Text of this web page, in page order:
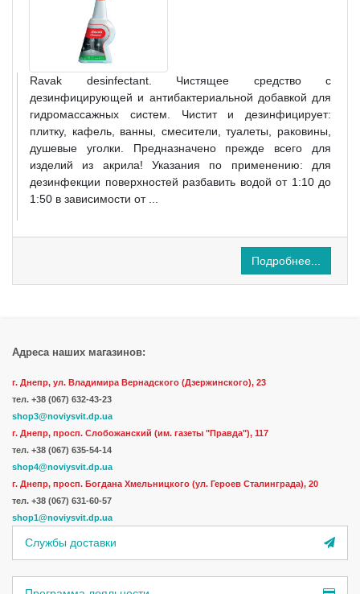
Ravak desinfectant. Чистящее средство с
дезинфицирующей и антибактериальной добавкой для
гидромассажных систем. Чистит и дезинфицирует:
плитку, кафель, ванны, смесители, туалеты, раковины,
душевые уголки. Предназначено прежде всего для
изделий из акрила! Указания по применению: для
дезинфекции поверхностей разбавить водой от 1:10 до
1:50 в зависимости от ...
Подробнее...
Адреса наших магазинов:
г. Днепр, ул. Владимира Вернадского (Дзержинского), 23
тел. +38 (067) 632-43-23
shop3@noviysvit.dp.ua
г. Днепр, просп. Слобожанский (им. газеты "Правда"), 117
тел. +38 (067) 635-54-14
shop4@noviysvit.dp.ua
г. Днепр, просп. Богдана Хмельницкого (ул. Героев Сталинграда), 20
тел. +38 (067) 631-60-57
shop1@noviysvit.dp.ua
Службы доставки